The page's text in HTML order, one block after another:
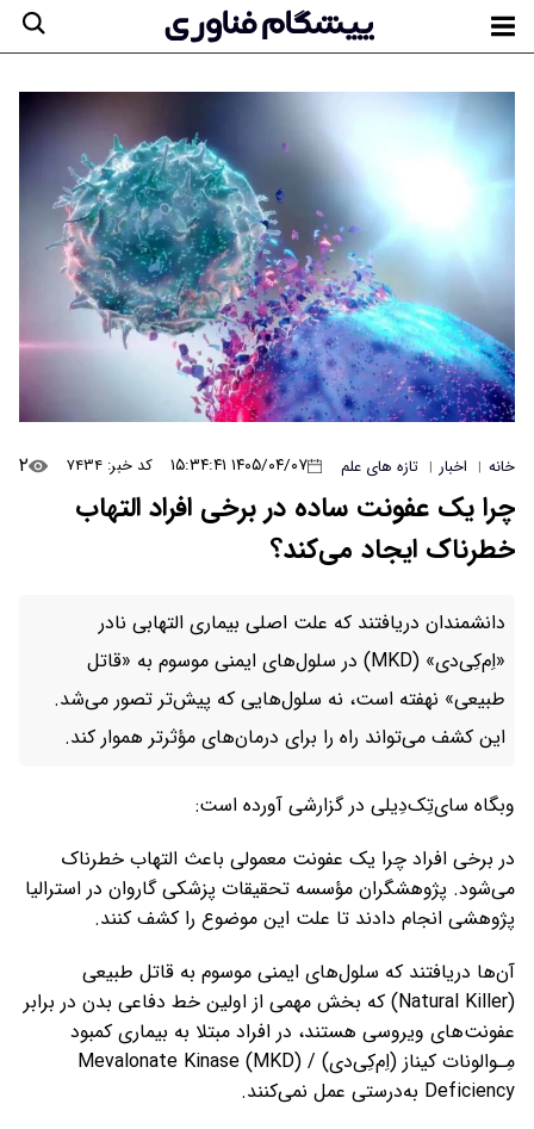
خانه | اخبار | تازه های علم ۱۴۰۵/۰۴/۰۷ ۱۵:۳۴:۴۱ کد خبر: ۷۴۳۴ ۲
چرا یک عفونت ساده در برخی افراد التهاب
خطرناک ایجاد می‌کند؟
دانشمندان دریافتند که علت اصلی بیماری التهابی نادر
«اِم‌کِی‌دی» (MKD) در سلول‌های ایمنی موسوم به «قاتل
طبیعی» نهفته است، نه سلول‌هایی که پیش‌تر تصور می‌شد.
این کشف می‌تواند راه را برای درمان‌های مؤثرتر هموار کند.
وبگاه سای‌تِک‌دِیلی در گزارشی آورده است:
در برخی افراد چرا یک عفونت معمولی باعث التهاب خطرناک
می‌شود. پژوهشگران مؤسسه تحقیقات پزشکی گاروان در استرالیا
پژوهشی انجام دادند تا علت این موضوع را کشف کنند.
آن‌ها دریافتند که سلول‌های ایمنی موسوم به قاتل طبیعی
(Natural Killer) که بخش مهمی از اولین خط دفاعی بدن در برابر
عفونت‌های ویروسی هستند، در افراد مبتلا به بیماری کمبود
مِـوالونات کیناز (اِم‌کِی‌دی) / (MKD) Mevalonate Kinase
Deficiency به‌درستی عمل نمی‌کنند.